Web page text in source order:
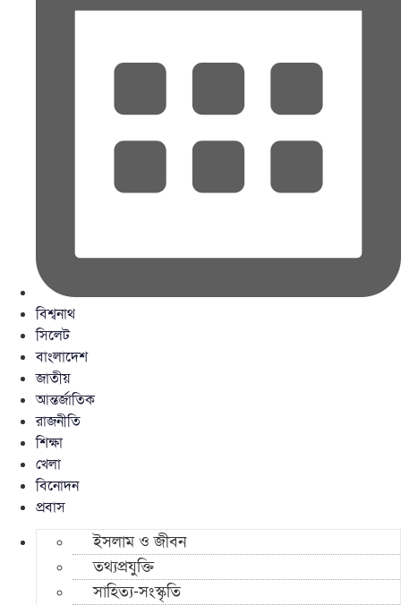
বিশ্বনাথ
সিলেট
বাংলাদেশ
জাতীয়
আন্তর্জাতিক
রাজনীতি
শিক্ষা
খেলা
বিনোদন
প্রবাস
ইসলাম ও জীবন
তথ্যপ্রযুক্তি
সাহিত্য-সংস্কৃতি